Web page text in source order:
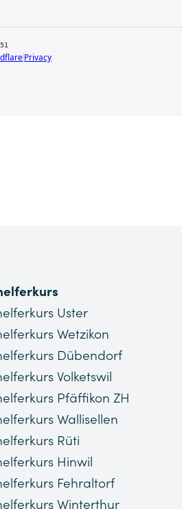
Uster
Wetzikon
Dübendorf
Volketswil
Pfäffikon ZH
Wallisellen
Rüti
Hinwil
Fehraltorf
Winterthur